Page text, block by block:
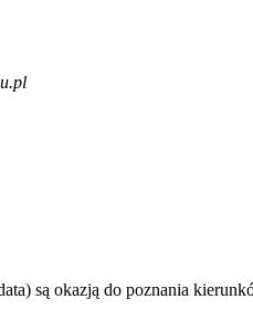
są okazją do poznania